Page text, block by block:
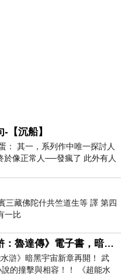
【沉船】
： 其一，系列作中唯一探討人
於像正常人──發瘋了 此外有人
@《地心
藏佛陀什共竺道生等 譯 第四
一比
沈默《超能水滸：魯達傳》電子書，暗黑宇宙新章，一一五年八月璀璨上架！
滸》暗黑宇宙新章再開！ 武
的撞擊與相容！！ 《超能水